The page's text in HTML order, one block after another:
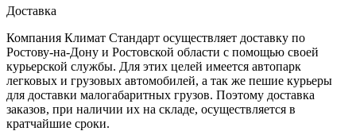
Доставка
Компания Климат Стандарт осуществляет доставку по
Ростову-на-Дону и Ростовской области с помощью своей
курьерской службы. Для этих целей имеется автопарк
легковых и грузовых автомобилей, а так же пешие курьеры
для доставки малогабаритных грузов. Поэтому доставка
заказов, при наличии их на складе, осуществляется в
кратчайшие сроки.